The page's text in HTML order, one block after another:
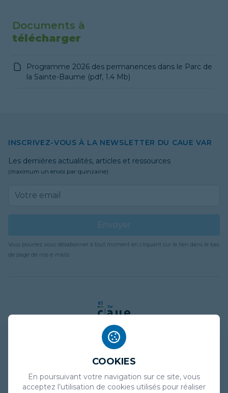
Documents à
télécharger
Programme 2026 des permanences dans le Parc de
la Sainte-Baume (pdf, 1.4 Mb)
INSCRIVEZ-VOUS À LA NEWSLETTER DU CAUE VAR
Les dernières actualités, articles et ressources
(maximum un envoi par quinzaine)
Vous pourrez vous désabonner à tout moment en cliquant sur le lien dans le bas
de page de nos e-mails.
Politique de confidentialité
COOKIES
En poursuivant votre navigation sur ce site, vous
acceptez l’utilisation de cookies utilisés pour réaliser